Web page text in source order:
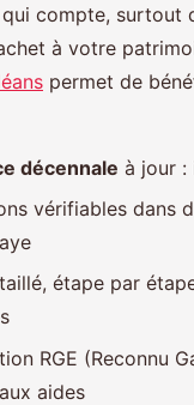
qui compte,
à votre
permet de
décennale à jour :
vérifiables dans
étape par
RGE (Reconnu
aides